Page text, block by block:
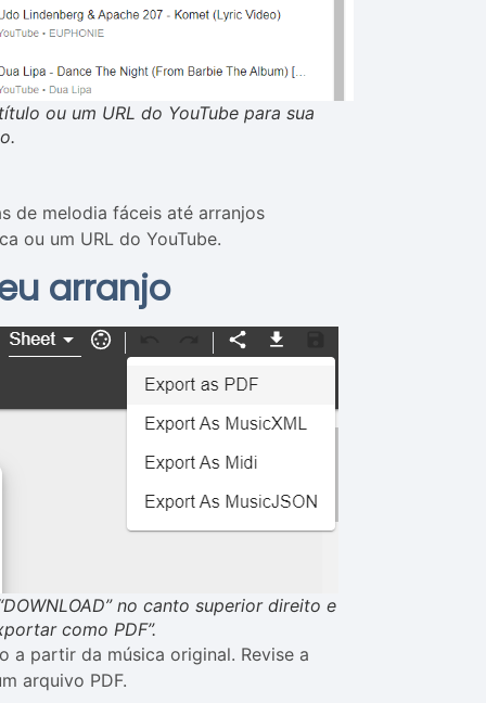
ou um URL do YouTube para sua
de melodia fáceis até arranjos
ou um URL do YouTube.
arranjo
no canto superior direito e
como PDF”.
a partir da música original. Revise a
arquivo PDF.